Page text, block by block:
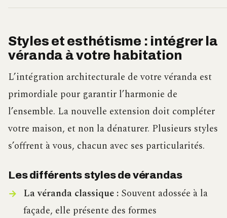
Styles et esthétisme : intégrer la
véranda à votre habitation
L’intégration architecturale de votre véranda est
primordiale pour garantir l’harmonie de
l’ensemble. La nouvelle extension doit compléter
votre maison, et non la dénaturer. Plusieurs styles
s’offrent à vous, chacun avec ses particularités.
Les différents styles de vérandas
La véranda classique :Souvent adossée à la
façade, elle présente des formes